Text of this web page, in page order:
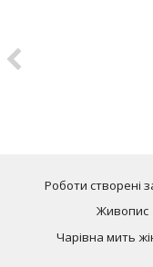
Роботи створені
Живопис
Чарівна мить